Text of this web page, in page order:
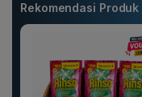
Rekomendasi Produk